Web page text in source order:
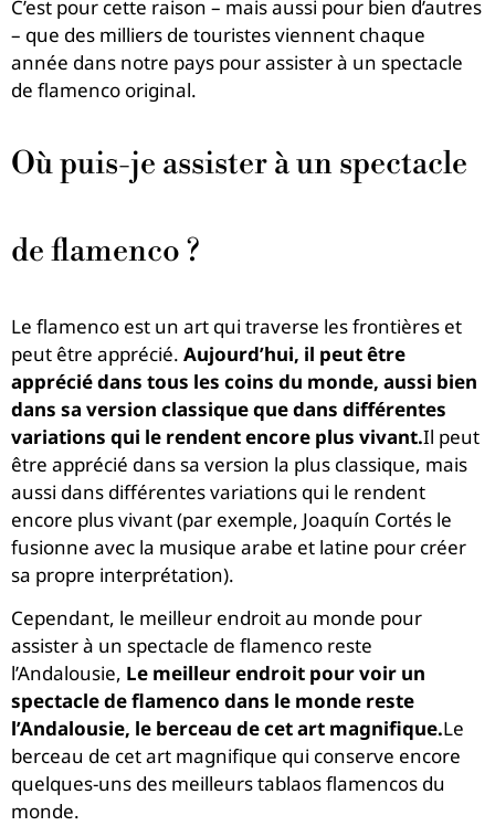
C’est pour cette raison – mais aussi pour bien d’autres
– que des milliers de touristes viennent chaque
année dans notre pays pour assister à un spectacle
de flamenco original.
Où puis-je assister à un spectacle
de flamenco ?
Le flamenco est un art qui traverse les frontières et
peut être apprécié. Aujourd’hui, il peut être
apprécié dans tous les coins du monde, aussi bien
dans sa version classique que dans différentes
variations qui le rendent encore plus vivant.Il peut
être apprécié dans sa version la plus classique, mais
aussi dans différentes variations qui le rendent
encore plus vivant (par exemple, Joaquín Cortés le
fusionne avec la musique arabe et latine pour créer
sa propre interprétation).
Cependant, le meilleur endroit au monde pour
assister à un spectacle de flamenco reste
l’Andalousie, Le meilleur endroit pour voir un
spectacle de flamenco dans le monde reste
l’Andalousie, le berceau de cet art magnifique.Le
berceau de cet art magnifique qui conserve encore
quelques-uns des meilleurs tablaos flamencos du
monde.